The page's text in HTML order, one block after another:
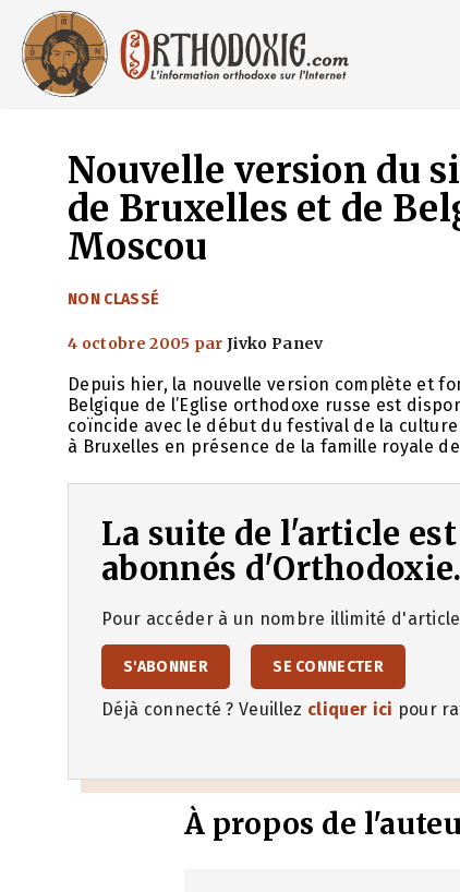
contenu
Nouvelle version du
de Bruxelles et de
Moscou
CATÉGORIES
NON CLASSÉ
4 octobre 2005 parJivko Panev
Depuis hier, la nouvelle version complète et
Belgique de l’Eglise orthodoxe russe est
coïncide avec le début du festival de la
à Bruxelles en présence de la famille royale
La suite de l'article
abonnés
Pour accéder à un nombre illimité
S'ABONNER SE CONNECTER
Déjà connecté ? Veuillez cliquer ici pour
À propos de